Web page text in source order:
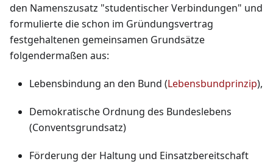
den Namenszusatz "studentischer Verbindungen" und
formulierte die schon im Gründungsvertrag
festgehaltenen gemeinsamen Grundsätze
folgendermaßen aus:
Lebensbindung an den Bund (Lebensbundprinzip),
Demokratische Ordnung des Bundeslebens
(Conventsgrundsatz)
Förderung der Haltung und Einsatzbereitschaft